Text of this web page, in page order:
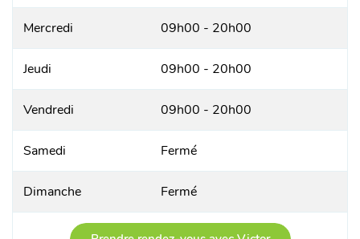
Mercredi 09h00 - 20h00
Jeudi 09h00 - 20h00
Vendredi 09h00 - 20h00
Samedi Fermé
Dimanche Fermé